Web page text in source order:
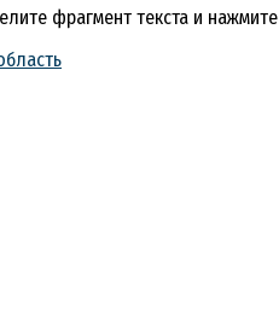
фрагмент текста и нажмите